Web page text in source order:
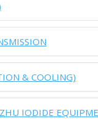
& COOLING)
IODIDE